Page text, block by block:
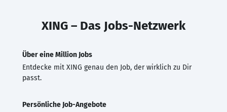
XING – Das Jobs-Netzwerk
Über eine Million Jobs
Entdecke mit XING genau den Job, der wirklich zu Dir
passt.
Persönliche Job-Angebote